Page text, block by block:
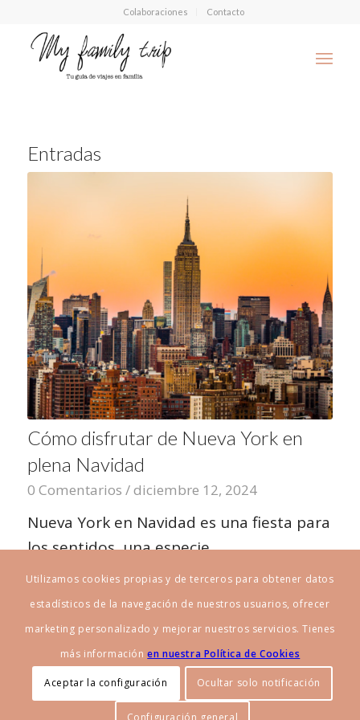
Colaboraciones Contacto
Entradas
Cómo disfrutar de Nueva York en
plena Navidad
0 Comentarios /diciembre 12, 2024
Nueva York en Navidad es una fiesta para
los sentidos, una especie…
© Copyright - MyFamilyTrip Blog - Desarrollo Web por B2B activa.
Utilizamos cookies propias y de terceros para obtener datos
estadísticos de la navegación de nuestros usuarios, ofrecer
marketing personalizado y mejorar nuestros servicios. Tienes
más informaciónen nuestra Política de Cookies
Aceptar la configuración Ocultar solo notificación
Configuración general